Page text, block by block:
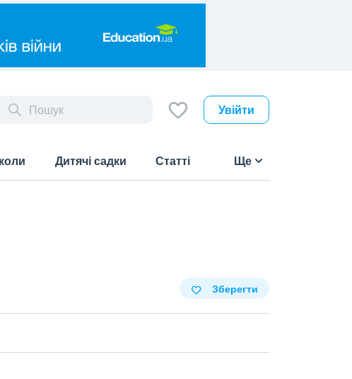
Увійти
Дитячі садки Статті Ще
Зберегти